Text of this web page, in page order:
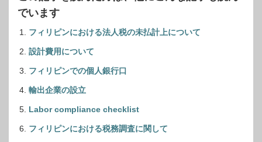
でいます
フィリピンにおける法人税の未払計上について
設計費用について
フィリピンでの個人銀行口
輸出企業の設立
Labor compliance checklist
フィリピンにおける税務調査に関して